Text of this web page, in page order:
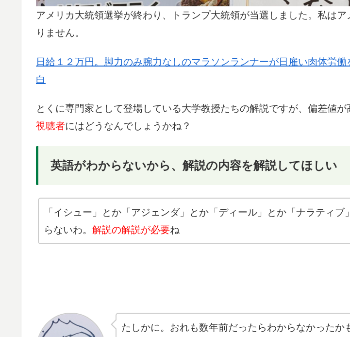
アメリカ大統領選挙が終わり、トランプ大統領が当選しました。私は
りません。
日給１２万円。脚力のみ腕力なしのマラソンランナーが日雇い肉体労
白
とくに専門家として登場している大学教授たちの解説ですが、偏差値が
視聴者にはどうなんでしょうかね？
英語がわからないから、解説の内容を解説してほしい
「イシュー」とか「アジェンダ」とか「ディール」とか「ナラティ
らないわ。 解説の解説が必要ね
たしかに。おれも数年前だったらわからなかったか